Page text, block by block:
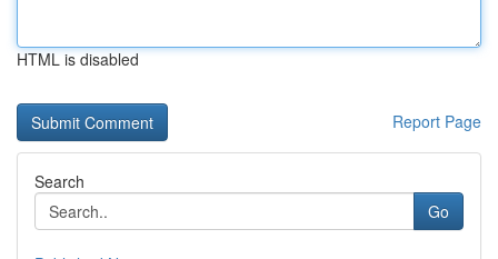
HTML is disabled
Report Page
Search
Go